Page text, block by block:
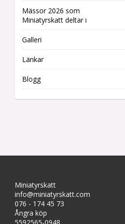
Mässor 2026 som
Miniatyrskatt deltar i
Galleri
Länkar
Blogg
Miniatyrskatt
info@miniatyrskatt.com
076 - 174 45 73
Ångra köp